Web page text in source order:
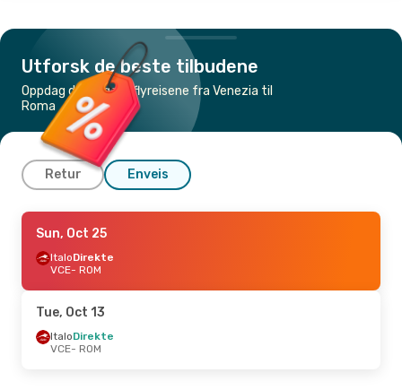
Utforsk de beste tilbudene
Oppdag de billigste flyreisene fra Venezia til
Roma
Retur Enveis
Thu, Sep 10
ItaloDirekte
VCE- ROM
ROM- VCE
Sun, Oct 25
ItaloDirekte
VCE- ROM
Tue, Oct 13
ItaloDirekte
VCE- ROM